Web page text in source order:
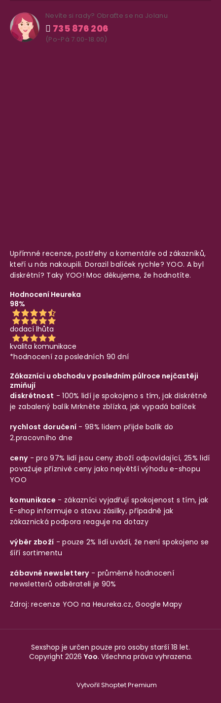
Nevíte si rady? Obraťte se na Jolanu
735 876 206
(Po-Pá 7.00-18.00)
Upřímné recenze, postřehy a komentáře od zákazníků,
kteří u nás nakoupili. Dorazil balíček rychle? YOO. A byl
diskrétní? Taky YOO! Moc děkujeme, že hodnotíte.
Hodnocení Heureka
98%
dodací lhůta
kvalita komunikace
*hodnocení za posledních 90 dní
Zákazníci u obchodu v posledním půlroce nejčastěji
zmiňují
diskrétnost - 100% lidí je spokojeno s tím, jak diskrétně
je zabalený balíkMrkněte zblízka, jak vypadá balíček
rychlost doručení - 98% lidem přijde balík do
2.pracovního dne
ceny- pro 97% lidí jsou ceny zboží odpovídající, 25% lidí
považuje příznivé ceny jako největší výhodu e-shopu
YOO
komunikace - zákazníci vyjadřují spokojenost s tím, jak
E-shop informuje o stavu zásilky, případně jak
zákaznická podpora reaguje na dotazy
výběr zboží - pouze 2% lidí uvádí, že není spokojeno se
šíří sortimentu
zábavné newslettery- průměrné hodnocení
newsletterů odběrateli je 90%
Zdroj: recenze YOO na Heureka.cz,Google Mapy
Vytvořil Shoptet Premium
Sexshop je určen pouze pro osoby starší 18 let.
Copyright 2026 Yoo. Všechna práva vyhrazena.